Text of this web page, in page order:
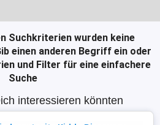
Suchkriterien wurden keine
einen anderen Begriff ein oder
und Filter für eine einfachere
Suche
interessieren könnten